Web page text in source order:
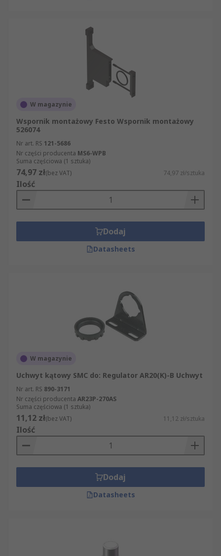
W magazynie
Wspornik montażowy Festo Wspornik montażowy
526074
Nr art. RS 121-5686
Nr części producenta MS6-WPB
Suma częściowa (1 sztuka)
74,97 zł(bez VAT) 74,97 zł/sztuka
Ilość
Dodaj
Datasheets
W magazynie
Uchwyt kątowy SMC do: Regulator AR20(K)-B Uchwyt
Nr art. RS 890-3171
Nr części producenta AR23P-270AS
Suma częściowa (1 sztuka)
11,12 zł(bez VAT) 11,12 zł/sztuka
Ilość
Dodaj
Datasheets